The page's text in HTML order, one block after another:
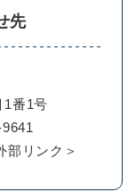
先
1番1号
部リンク＞